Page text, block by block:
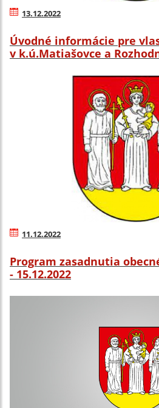
13.12.2022
Úvodné informácie pre
v k.ú.Matiašovce a
11.12.2022
Program zasadnutia
- 15.12.2022